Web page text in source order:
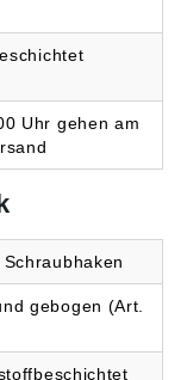
Uhr gehen am
gebogen (Art.